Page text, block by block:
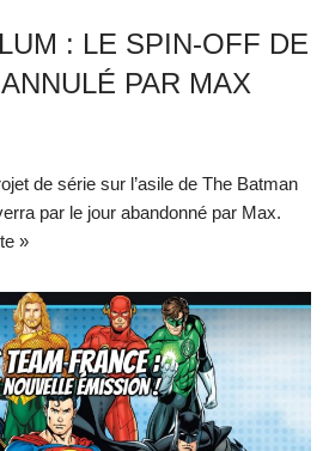
: LE SPIN-OFF DE
PAR MAX
de série sur l’asile de The Batman
par le jour abandonné par Max.
»